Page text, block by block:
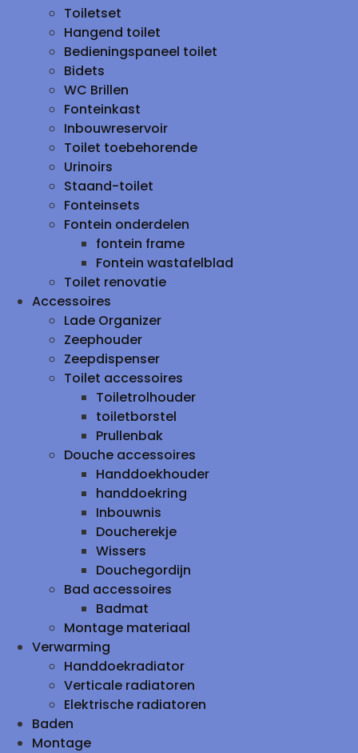
Toiletset
Hangend toilet
Bedieningspaneel toilet
Bidets
WC Brillen
Fonteinkast
Inbouwreservoir
Toilet toebehorende
Urinoirs
Staand-toilet
Fonteinsets
Fontein onderdelen
fontein frame
Fontein wastafelblad
Toilet renovatie
Accessoires
Lade Organizer
Zeephouder
Zeepdispenser
Toilet accessoires
Toiletrolhouder
toiletborstel
Prullenbak
Douche accessoires
Handdoekhouder
handdoekring
Inbouwnis
Doucherekje
Wissers
Douchegordijn
Bad accessoires
Badmat
Montage materiaal
Verwarming
Handdoekradiator
Verticale radiatoren
Elektrische radiatoren
Baden
Montage